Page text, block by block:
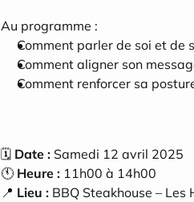
Au programme :
Comment parler de soi et de
Comment aligner son
Comment renforcer sa
🗓️ Date : Samedi 12 avril 2025
🕚 Heure : 11h00 à 14h00
📍 Lieu : BBQ Steakhouse –